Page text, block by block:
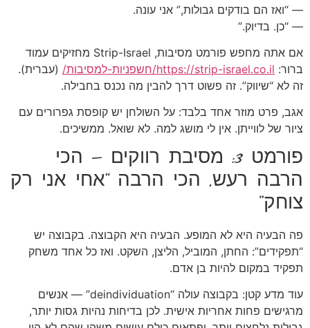
— “ואז הם בודקים גבולות,” אני עונה.
— “כן. בדיוק.”
אם אתה מחפש פורמט מסיבות, Strip-Israel מחזיקים עמוד
ברור: https://strip-israel.co.il/חשפניות-למסיבות/
(עברית).
זה לא “שיווק”. זה פשוט דרך להבין מה נכנס בחבילה.
אגב, פרט מוזר אחד בלבד: על השולחן יש קופסת גפרורים עם
ציור של לווייתן. אין לי מושג למה. לא שואל. ממשיכים.
פורמט 3: מסיבת רווקים — הכי
הרבה רעש, הכי הרבה “אחי אני רק
צוחק”
פה הבעיה היא לא המופע. הבעיה היא הקבוצה. בקבוצה יש
“תפקידים”: החתן, המוביל, הליצן, השקט. ואז כל אחד משחק
תפקיד במקום להיות בן אדם.
עוד מדע קטן: בקבוצה עולה “deindividuation” — אנשים
מרגישים פחות אחריות אישית. לכן בדיחות נהיות גסות יותר,